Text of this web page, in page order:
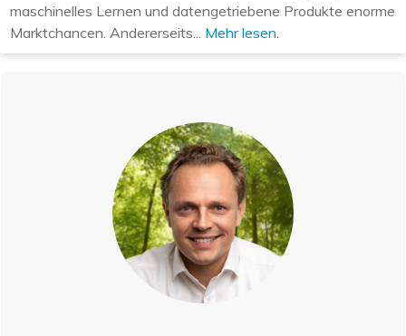
maschinelles Lernen und datengetriebene Produkte enorme
Marktchancen. Andererseits... Mehr lesen.